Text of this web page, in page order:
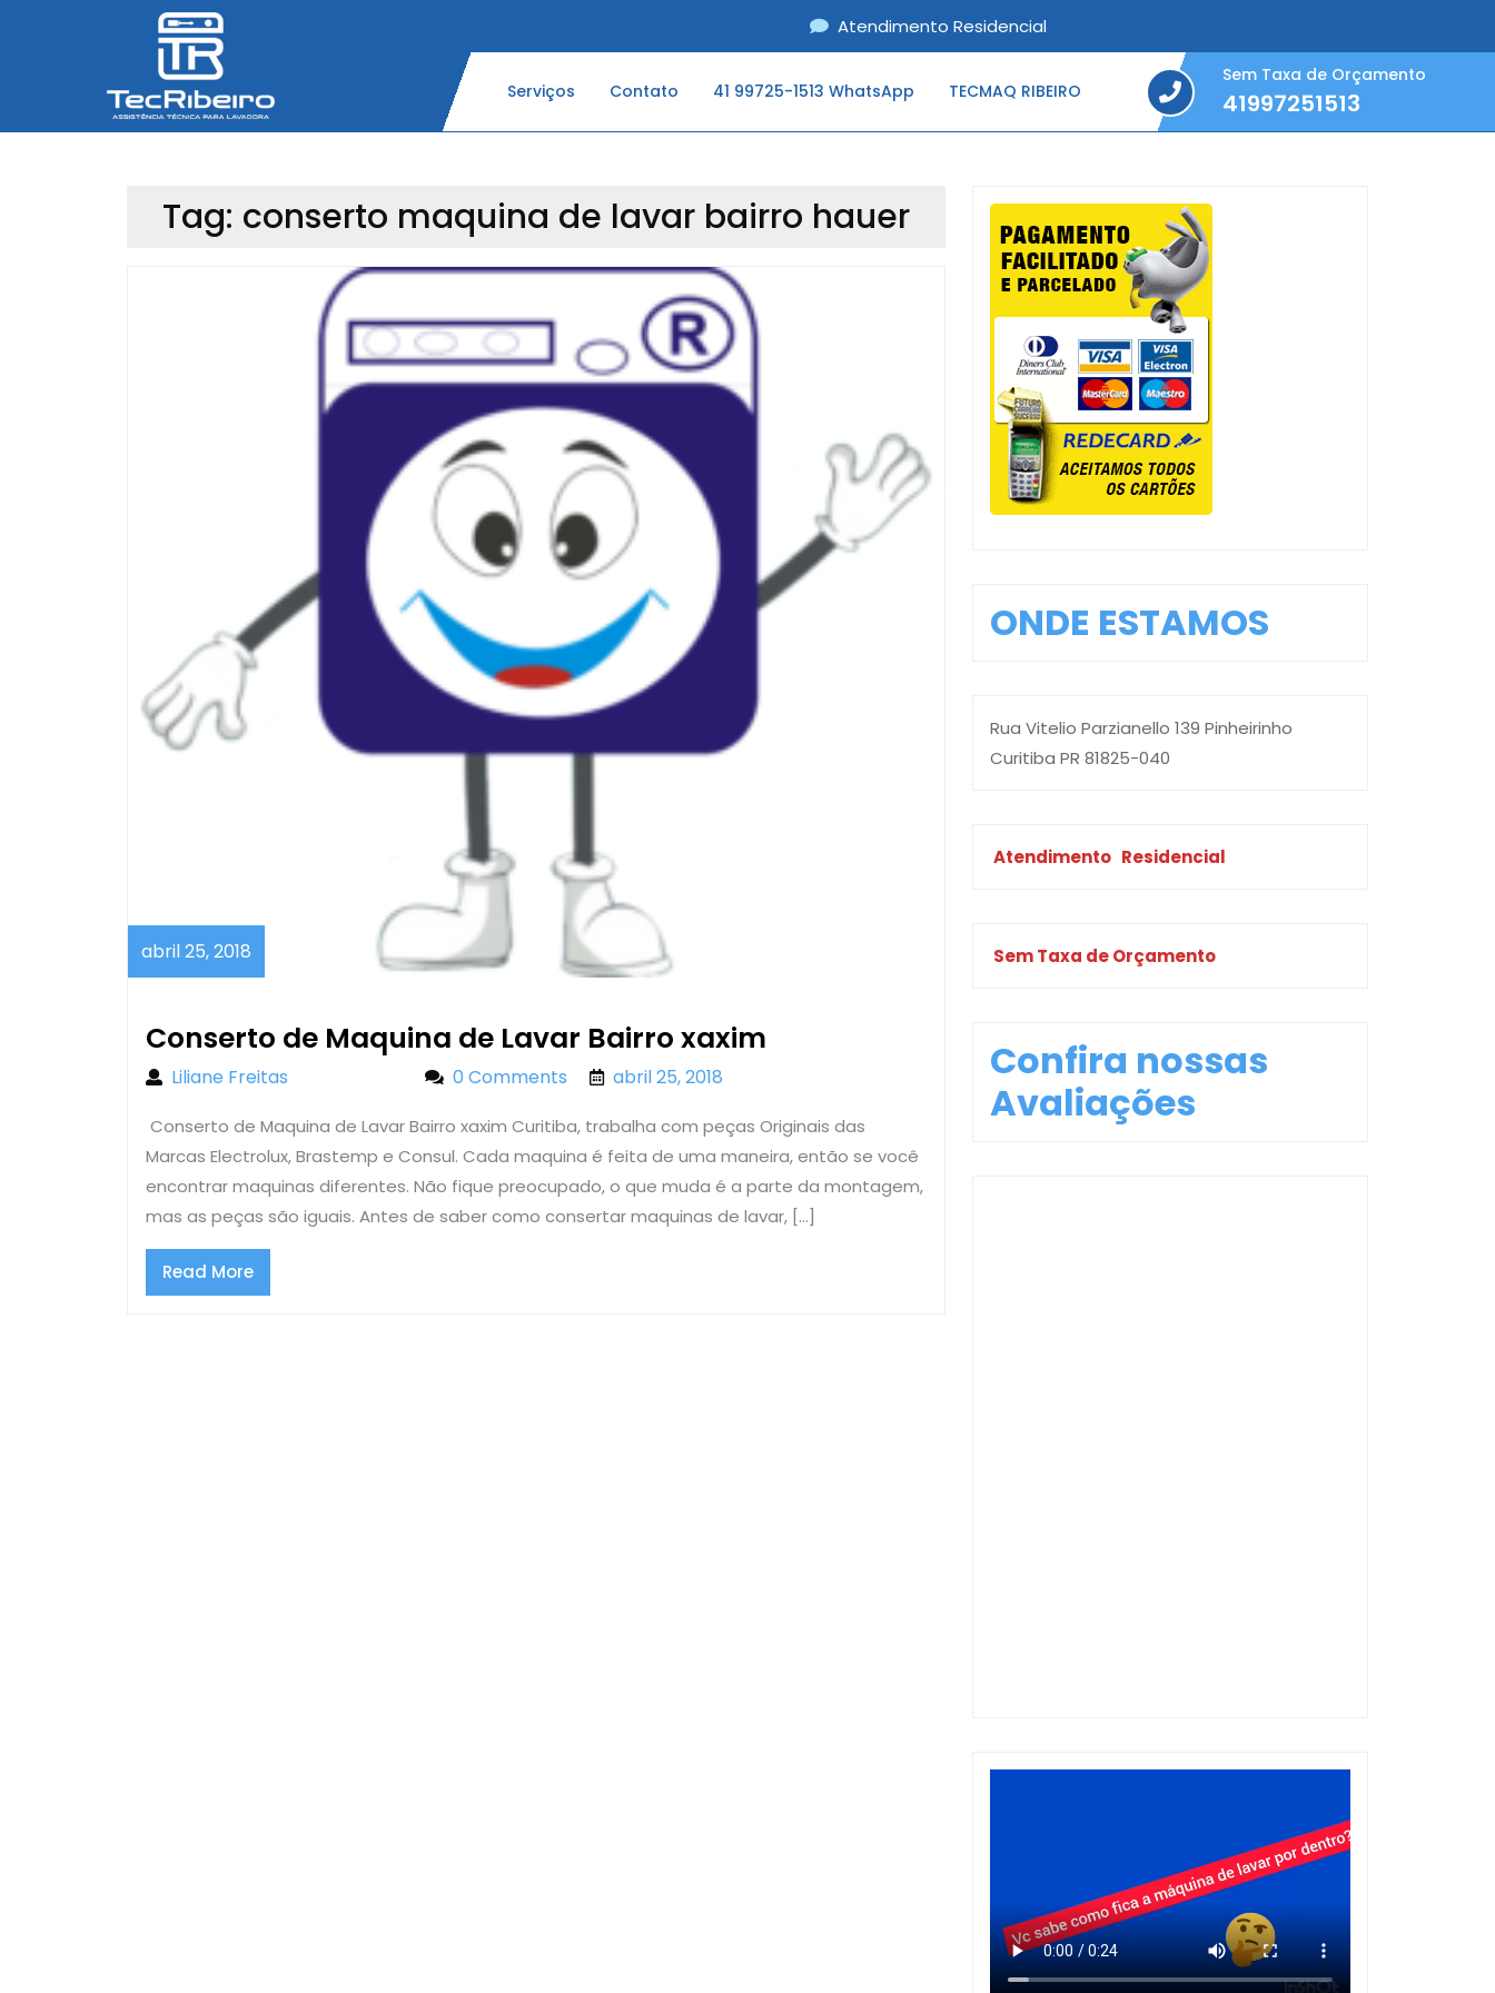
Atendimento Residencial
Serviços Contato 41 99725-1513 WhatsApp TECMAQ RIBEIRO
Sem Taxa de Orçamento
41997251513
41997251513
Tag: conserto maquina de lavar bairro hauer
abril 25, 2018
25,
Conserto de Maquina de Lavar Bairro xaxim
de
Lavar
Bairro
xaxim
Liliane Freitas 0 Comments abril 25, 2018
Conserto de Maquina de Lavar Bairro xaxim Curitiba, trabalha com peças Originais das
Marcas Electrolux, Brastemp e Consul. Cada maquina é feita de uma maneira, então se você
encontrar maquinas diferentes. Não fique preocupado, o que muda é a parte da montagem,
mas as peças são iguais. Antes de saber como consertar maquinas de lavar, […]
Read MoreRead
More
ONDE ESTAMOS
Rua Vitelio Parzianello 139 Pinheirinho
Curitiba PR 81825-040
Atendimento Residencial
Sem Taxa de Orçamento
Confira nossas
Avaliações